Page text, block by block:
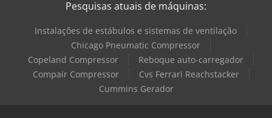
Pesquisas atuais de máquinas:
Instalações de estábulos e sistemas de ventilação
Chicago Pneumatic Compressor
Copeland Compressor
Reboque auto-carregador
Compair Compressor
Cvs Ferrari Reachstacker
Cummins Gerador